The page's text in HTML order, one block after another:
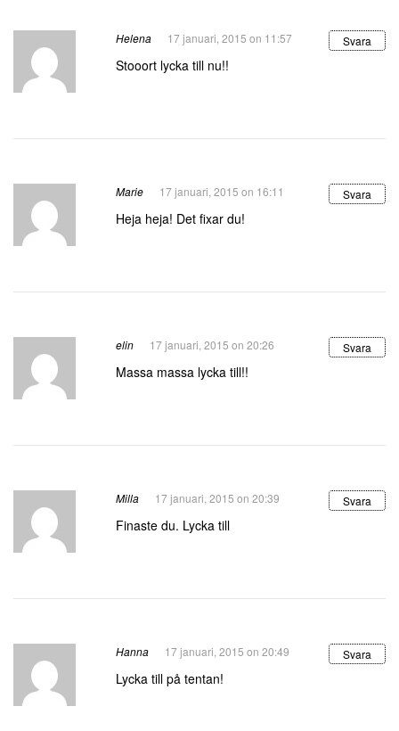
Helena 17 januari, 2015 on 11:57 Svara
Stooort lycka till nu!!
Marie 17 januari, 2015 on 16:11 Svara
Heja heja! Det fixar du!
elin 17 januari, 2015 on 20:26 Svara
Massa massa lycka till!!
Milla 17 januari, 2015 on 20:39 Svara
Finaste du. Lycka till
Hanna 17 januari, 2015 on 20:49 Svara
Lycka till på tentan!